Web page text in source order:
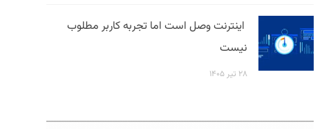
اینترنت وصل است اما تجربه کاربر مطلوب
نیست
۲۸ تیر ۱۴۰۵